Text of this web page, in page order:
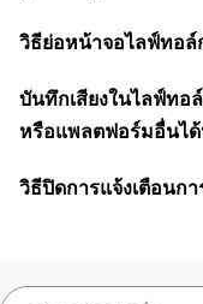
วิธีย่อหน้าจอไลฟ์ทอล์
บันทึกเสียงในไลฟ์ทอ
หรือแพลตฟอร์มอื่นไ
วิธีปิดการแจ้งเตือนก